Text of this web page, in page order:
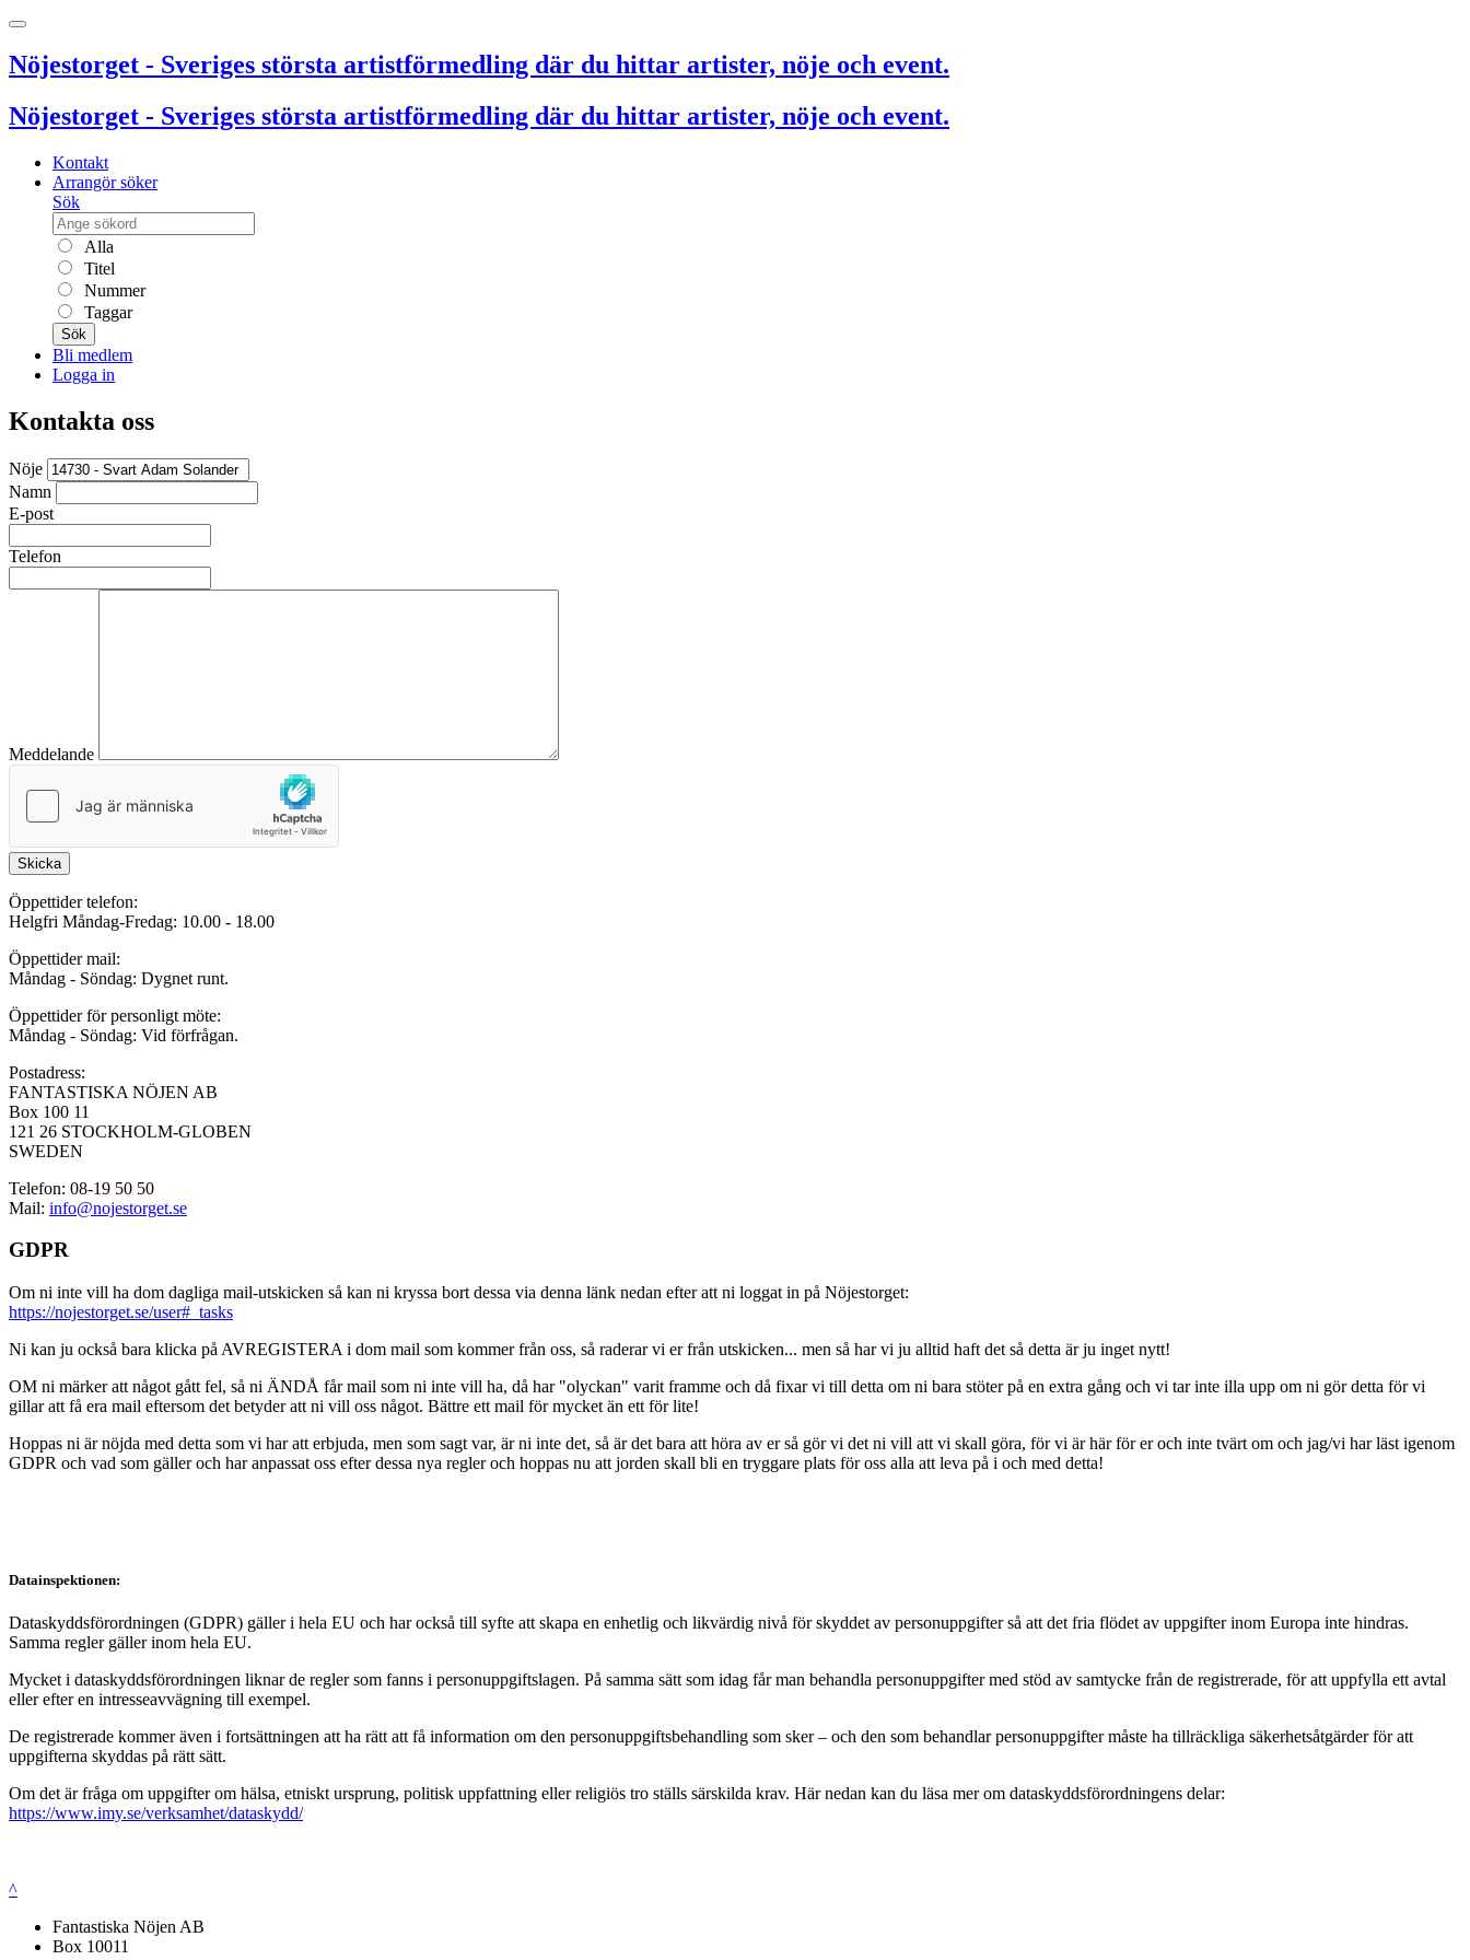
Nöjestorget - Sveriges största artistförmedling där du hittar artister, nöje och event.
Nöjestorget - Sveriges största artistförmedling där du hittar artister, nöje och event.
Kontakt
Arrangör söker
Sök
Alla
Titel
Nummer
Taggar
Sök
Bli medlem
Logga in
Kontakta oss
Nöje
Namn
E-post
Telefon
Meddelande
Skicka
Öppettider telefon:
Helgfri Måndag-Fredag: 10.00 - 18.00
Öppettider mail:
Måndag - Söndag: Dygnet runt.
Öppettider för personligt möte:
Måndag - Söndag: Vid förfrågan.
Postadress:
FANTASTISKA NÖJEN AB
Box 100 11
121 26 STOCKHOLM-GLOBEN
SWEDEN
Telefon: 08-19 50 50
Mail: info@nojestorget.se
GDPR
Om ni inte vill ha dom dagliga mail-utskicken så kan ni kryssa bort dessa via denna länk nedan efter att ni loggat in på Nöjestorget:
https://nojestorget.se/user#_tasks
Ni kan ju också bara klicka på AVREGISTERA i dom mail som kommer från oss, så raderar vi er från utskicken... men så har vi ju alltid haft det så detta är ju inget nytt!
OM ni märker att något gått fel, så ni ÄNDÅ får mail som ni inte vill ha, då har "olyckan" varit framme och då fixar vi till detta om ni bara stöter på en extra gång och vi tar inte illa upp om ni gör detta för vi
gillar att få era mail eftersom det betyder att ni vill oss något. Bättre ett mail för mycket än ett för lite!
Hoppas ni är nöjda med detta som vi har att erbjuda, men som sagt var, är ni inte det, så är det bara att höra av er så gör vi det ni vill att vi skall göra, för vi är här för er och inte tvärt om och jag/vi har läst igenom
GDPR och vad som gäller och har anpassat oss efter dessa nya regler och hoppas nu att jorden skall bli en tryggare plats för oss alla att leva på i och med detta!
Datainspektionen:
Dataskyddsförordningen (GDPR) gäller i hela EU och har också till syfte att skapa en enhetlig och likvärdig nivå för skyddet av personuppgifter så att det fria flödet av uppgifter inom Europa inte hindras.
Samma regler gäller inom hela EU.
Mycket i dataskyddsförordningen liknar de regler som fanns i personuppgiftslagen. På samma sätt som idag får man behandla personuppgifter med stöd av samtycke från de registrerade, för att uppfylla ett avtal
eller efter en intresseavvägning till exempel.
De registrerade kommer även i fortsättningen att ha rätt att få information om den personuppgiftsbehandling som sker – och den som behandlar personuppgifter måste ha tillräckliga säkerhetsåtgärder för att
uppgifterna skyddas på rätt sätt.
Om det är fråga om uppgifter om hälsa, etniskt ursprung, politisk uppfattning eller religiös tro ställs särskilda krav. Här nedan kan du läsa mer om dataskyddsförordningens delar:
https://www.imy.se/verksamhet/dataskydd/
^
Fantastiska Nöjen AB
Box 10011